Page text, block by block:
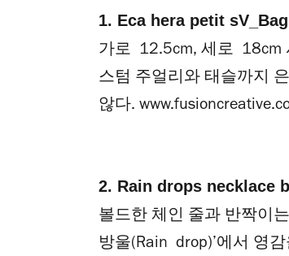
1. Eca hera petit
가로 12.5cm, 세로 18cm
스텀 주얼리와 태슬까지
않다.
2. Rain drops necklace
볼드한 체인 줄과 반짝이
방울(Rain drop)’에서 영